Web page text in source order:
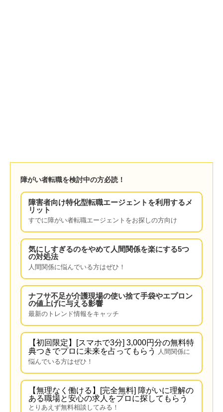
障がい者転職を検討中の方必読！
障害者向け特化型転職エージェントを利用するメ
リット
すでに障がい者転職エージェントをお探しの方向け
気にしすぎるのをやめて人間関係を楽にする5つ
の対処法
人間関係に悩んでいる方はぜひ！
ナフサ不足が介護現場の使い捨て手袋やエプロン
の値上げに与える影響
最新のトレンド情報をキャッチ
【初回限定】[スマホで3分] 3,000円分の無料特
典つきでプロに未来を占ってもらう
人間関係に
悩んでいる方はぜひ！
【無理なく働ける】[完全無料] 障がいに理解の
ある職場と安心の求人をプロに探してもらう
とりあえず無料相談してみる！